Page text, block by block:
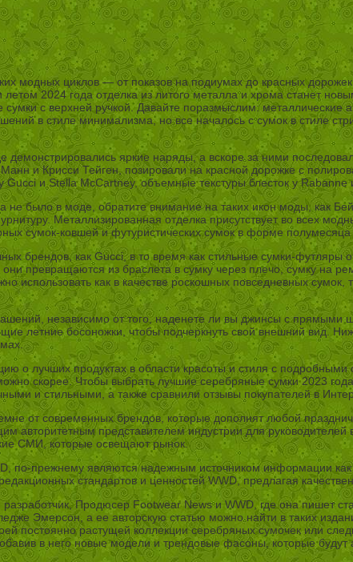
модных циклов — от показов на подиумах до красных
2024 года отделка из литого металла и хрома станет
с верхней ручкой. Давайте поразмыслим:
в стиле минимализма, но все началось с сумок в стиле
яркие наряды, а вскоре за ними
и Крисси Тейген, позировали на красной дорожке с
и Stella McCartney, объемные текстуры блесток у
не было в моде, обратите внимание на таких икон моды,
Металлизированная отделка присутствует во всех
сумок-ковшей и футуристических сумок в форме
брендов, как Gucci, в то время как стильные сумки-футляры
превращаются из браслета в сумку через плечо, сумку на
использовать как в качестве роскошных повседневных
независимо от того, наденете ли вы джинсы с
летние босоножки, чтобы подчеркнуть свой внешний вид.
о лучших продуктах в области красоты и стиля с
скорее. Чтобы выбрать лучшие серебряные сумки 2023
и стильными, а также сравнили отзывы покупателей в
от современных брендов, которые дополнят любой
авторитетным представителем индустрии для
СМИ, которые освещают рынок.
по-прежнему являются надежным источником информации
стандартов и ценностей WWD, предлагая
Продюсер Footwear News и WWD, где она пишет
Эмерсон, а ее авторскую статью можно найти в таких
постоянно растущей коллекции серебряных сумочек или
в него новые модели и трендовые фасоны, которые будут